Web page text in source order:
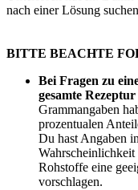
nach einer Lösung
BITTE BEACHTE
Bei Fragen zu
gesamte
Grammangaben
prozentualen
Du hast Angaben
Wahrscheinlichkeit
Rohstoffe eine
vorschlagen.